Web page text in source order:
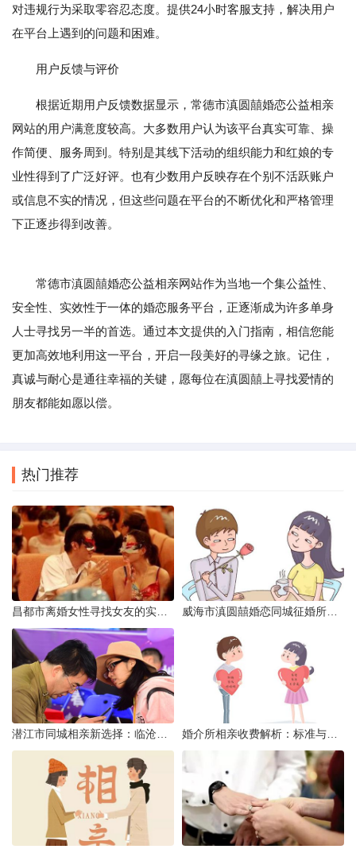
对违规行为采取零容忍态度。提供24小时客服支持，解决用户
在平台上遇到的问题和困难。
用户反馈与评价
根据近期用户反馈数据显示，常德市滇圆囍婚恋公益相亲
网站的用户满意度较高。大多数用户认为该平台真实可靠、操
作简便、服务周到。特别是其线下活动的组织能力和红娘的专
业性得到了广泛好评。也有少数用户反映存在个别不活跃账户
或信息不实的情况，但这些问题在平台的不断优化和严格管理
下正逐步得到改善。
常德市滇圆囍婚恋公益相亲网站作为当地一个集公益性、
安全性、实效性于一体的婚恋服务平台，正逐渐成为许多单身
人士寻找另一半的首选。通过本文提供的入门指南，相信您能
更加高效地利用这一平台，开启一段美好的寻缘之旅。记住，
真诚与耐心是通往幸福的关键，愿每位在滇圆囍上寻找爱情的
朋友都能如愿以偿。
热门推荐